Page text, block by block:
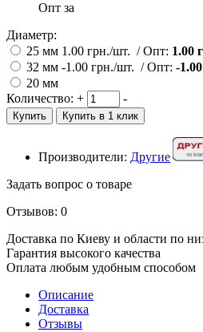
Опт за
Диаметр:
25 мм 1.00 грн./шт. /Опт: 1.00
32 мм -1.00 грн./шт. /Опт: -1.00
20 мм
Количество: + -
Купить Купить в 1 клик
Производители: Другие
Задать вопрос о товаре
Отзывов: 0
Доставка по Киеву и области по
Гарантия высокого качества
Оплата любым удобным способом
Описание
Доставка
Отзывы